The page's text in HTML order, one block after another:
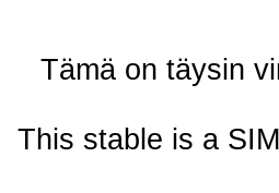
Tämä on täysin
This stable is a